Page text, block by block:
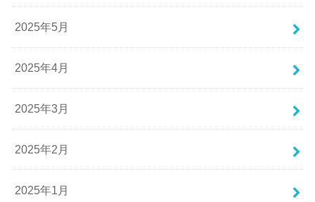
2025年5月
2025年4月
2025年3月
2025年2月
2025年1月